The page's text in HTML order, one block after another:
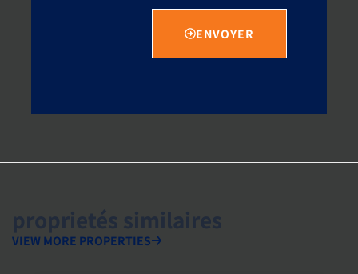
ENVOYER
proprietés similaires
VIEW MORE PROPERTIES